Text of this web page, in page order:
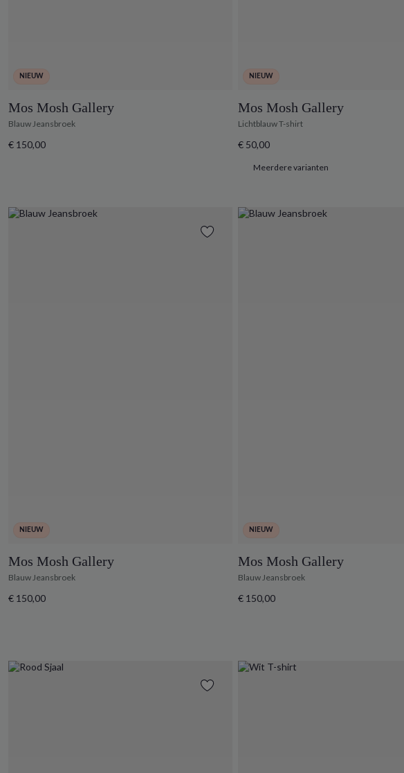
NIEUW
Mos Mosh Gallery
Blauw Jeansbroek
€ 150,00
NIEUW
Mos Mosh Gallery
Lichtblauw T-shirt
€ 50,00
Meerdere varianten
NIEUW
Mos Mosh Gallery
Blauw Jeansbroek
€ 150,00
NIEUW
Mos Mosh Gallery
Blauw Jeansbroek
€ 150,00